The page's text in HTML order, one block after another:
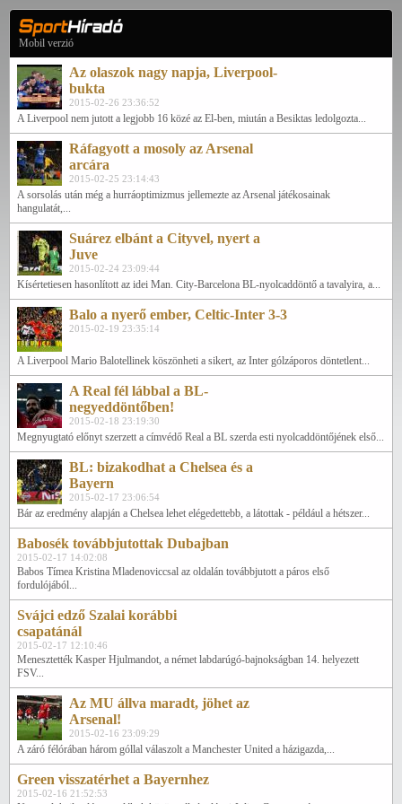
Mobil verzió
Az olaszok nagy napja, Liverpool-
bukta
2015-02-26 23:36:52
A Liverpool nem jutott a legjobb 16 közé az El-ben, miután a Besiktas ledolgozta...
Ráfagyott a mosoly az Arsenal
arcára
2015-02-25 23:14:43
A sorsolás után még a hurráoptimizmus jellemezte az Arsenal játékosainak
hangulatát,...
Suárez elbánt a Cityvel, nyert a
Juve
2015-02-24 23:09:44
Kísértetiesen hasonlított az idei Man. City-Barcelona BL-nyolcaddöntő a tavalyira, a...
Balo a nyerő ember, Celtic-Inter 3-3
2015-02-19 23:35:14
A Liverpool Mario Balotellinek köszönheti a sikert, az Inter gólzáporos döntetlent...
A Real fél lábbal a BL-
negyeddöntőben!
2015-02-18 23:19:30
Megnyugtató előnyt szerzett a címvédő Real a BL szerda esti nyolcaddöntőjének első...
BL: bizakodhat a Chelsea és a
Bayern
2015-02-17 23:06:54
Bár az eredmény alapján a Chelsea lehet elégedettebb, a látottak - például a hétszer...
Babosék továbbjutottak Dubajban
2015-02-17 14:02:08
Babos Tímea Kristina Mladenoviccsal az oldalán továbbjutott a páros első
fordulójából...
Svájci edző Szalai korábbi
csapatánál
2015-02-17 12:10:46
Menesztették Kasper Hjulmandot, a német labdarúgó-bajnokságban 14. helyezett
FSV...
Az MU állva maradt, jöhet az
Arsenal!
2015-02-16 23:09:29
A záró félórában három góllal válaszolt a Manchester United a házigazda,...
Green visszatérhet a Bayernhez
2015-02-16 21:52:53